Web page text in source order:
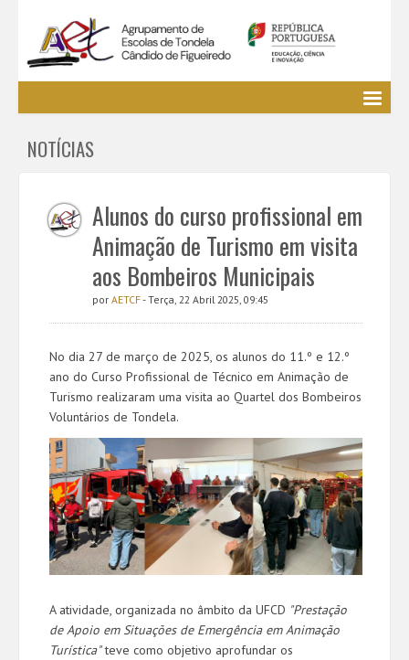
EE / Alunos
Cursos Profissionais
Bibliotecas
Media AETCF
Legislação
NOTÍCIAS
Alunos do curso profissional em
Animação de Turismo em visita
aos Bombeiros Municipais
por AETCF- Terça, 22 Abril 2025, 09:45
No dia 27 de março de 2025, os alunos do 11.º e 12.º
ano do Curso Profissional de Técnico em Animação de
Turismo realizaram uma visita ao Quartel dos Bombeiros
Voluntários de Tondela.
A atividade, organizada no âmbito da UFCD "Prestação
de Apoio em Situações de Emergência em Animação
Turística"teve como objetivo aprofundar os